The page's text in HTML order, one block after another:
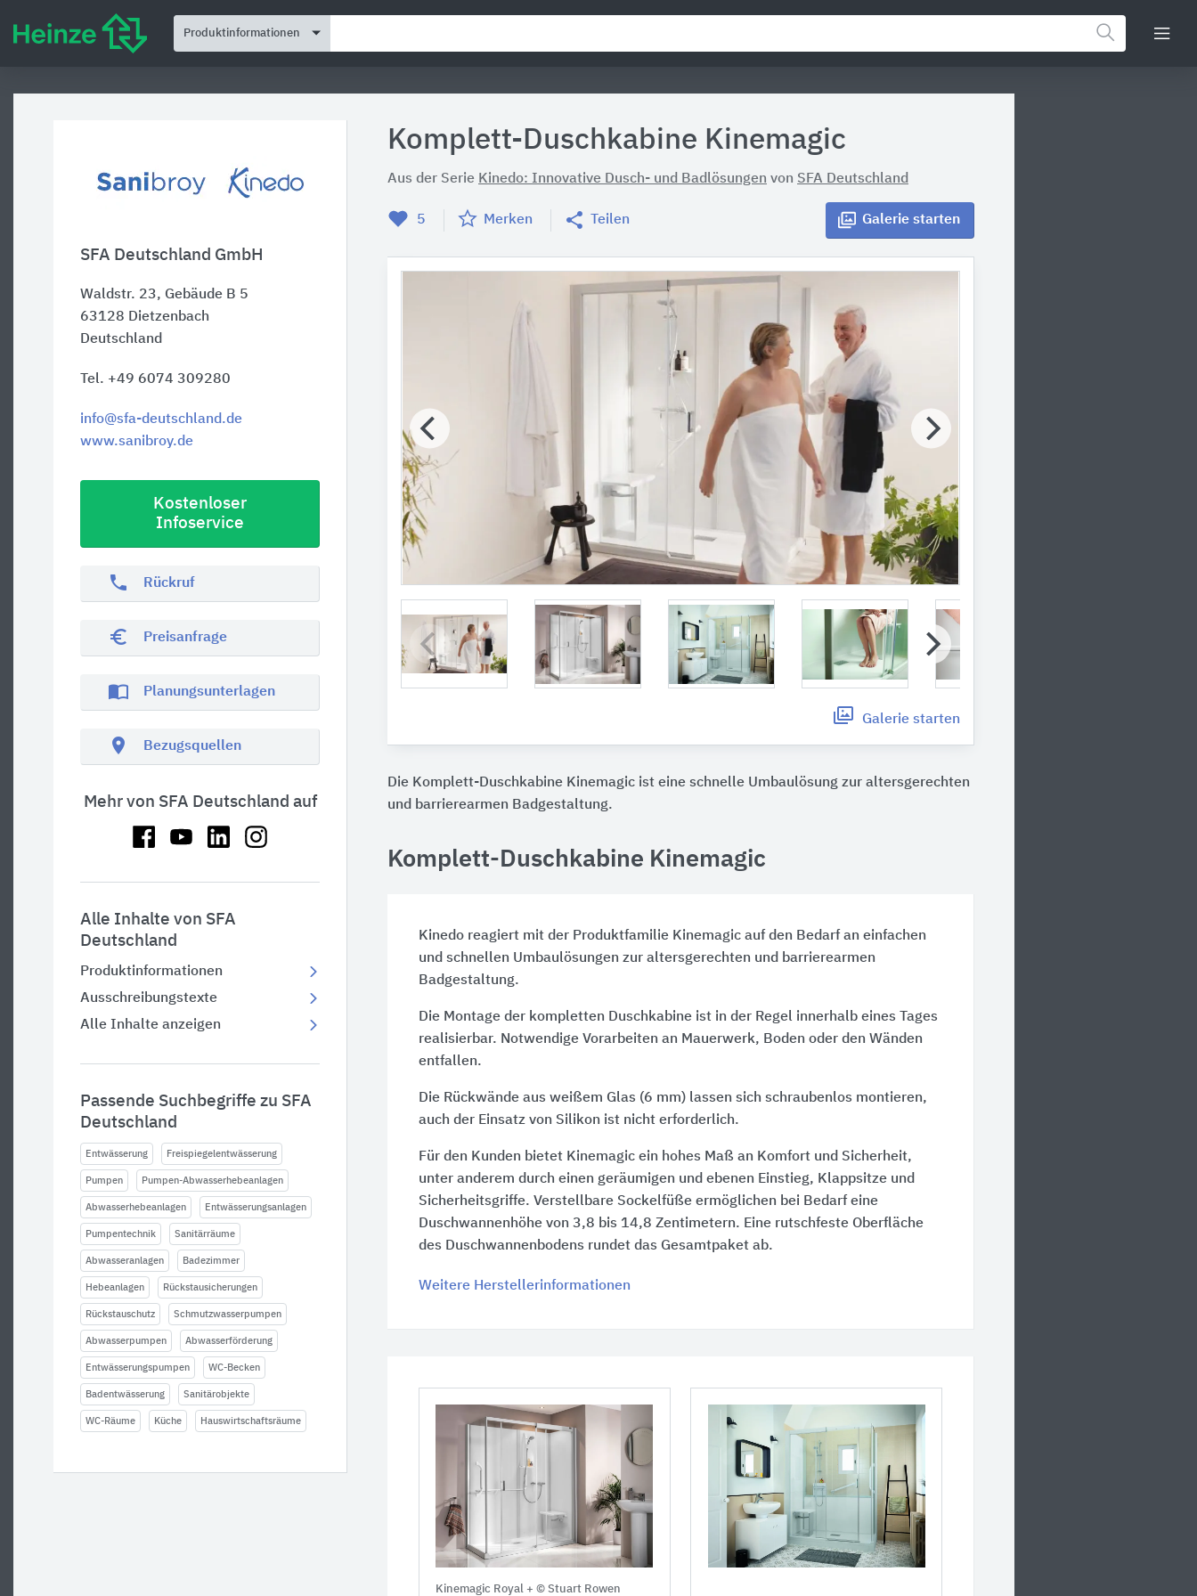
Produktinformationen
SFA Deutschland GmbH
Waldstr. 23, Gebäude B 5
63128 Dietzenbach
Deutschland
Tel. +49 6074 309280
info@sfa-deutschland.de
www.sanibroy.de
Kostenloser
Infoservice
phone Rückruf
euro_symbol Preisanfrage
import_contacts Planungsunterlagen
location_on Bezugsquellen
Mehr von SFA Deutschland auf
Alle Inhalte von SFA
Deutschland
Produktinformationen
Ausschreibungstexte
Alle Inhalte anzeigen
Passende Suchbegriffe zu SFA
Deutschland
Entwässerung Freispiegelentwässerung
Pumpen Pumpen-Abwasserhebeanlagen
Abwasserhebeanlagen Entwässerungsanlagen
Pumpentechnik Sanitärräume
Abwasseranlagen Badezimmer
Hebeanlagen Rückstausicherungen
Rückstauschutz Schmutzwasserpumpen
Abwasserpumpen Abwasserförderung
Entwässerungspumpen WC-Becken
Badentwässerung Sanitärobjekte
WC-Räume Küche Hauswirtschaftsräume
Komplett-Duschkabine Kinemagic
Aus der Serie Kinedo: Innovative Dusch- und Badlösungen von SFA Deutschland
5 Merken Teilen Galerie starten
Galerie starten
Die Komplett-Duschkabine Kinemagic ist eine schnelle Umbaulösung zur altersgerechten
und barrierearmen Badgestaltung.
Komplett-Duschkabine Kinemagic
Kinedo reagiert mit der Produktfamilie Kinemagic auf den Bedarf an einfachen
und schnellen Umbaulösungen zur altersgerechten und barrierearmen
Badgestaltung.
Die Montage der kompletten Duschkabine ist in der Regel innerhalb eines Tages
realisierbar. Notwendige Vorarbeiten an Mauerwerk, Boden oder den Wänden
entfallen.
Die Rückwände aus weißem Glas (6 mm)lassen sich schraubenlos montieren,
auch der Einsatz von Silikon ist nicht erforderlich.
Für den Kunden bietet Kinemagic ein hohes Maß an Komfort und Sicherheit,
unter anderem durch einen geräumigen und ebenen Einstieg, Klappsitze und
Sicherheitsgriffe. Verstellbare Sockelfüße ermöglichen bei Bedarf eine
Duschwannenhöhe von 3,8 bis 14,8 Zentimetern. Eine rutschfeste Oberfläche
des Duschwannenbodens rundet das Gesamtpaket ab.
Weitere Herstellerinformationen
Kinemagic Royal + © Stuart Rowen